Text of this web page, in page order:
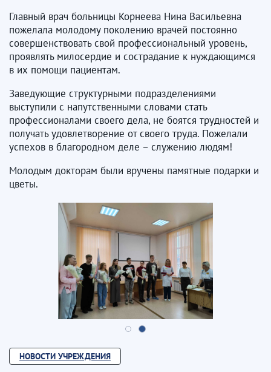
Главный врач больницы Корнеева Нина Васильевна
пожелала молодому поколению врачей постоянно
совершенствовать свой профессиональный уровень,
проявлять милосердие и сострадание к нуждающимся
в их помощи пациентам.
Заведующие структурными подразделениями
выступили с напутственными словами стать
профессионалами своего дела, не боятся трудностей и
получать удовлетворение от своего труда. Пожелали
успехов в благородном деле – служению людям!
Молодым докторам были вручены памятные подарки и
цветы.
НОВОСТИ УЧРЕЖДЕНИЯ